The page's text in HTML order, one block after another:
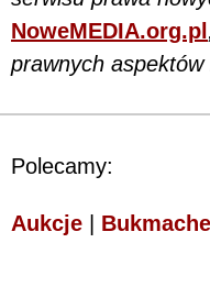
NoweMEDIA.org.pl
prawnych
Polecamy:
Aukcje